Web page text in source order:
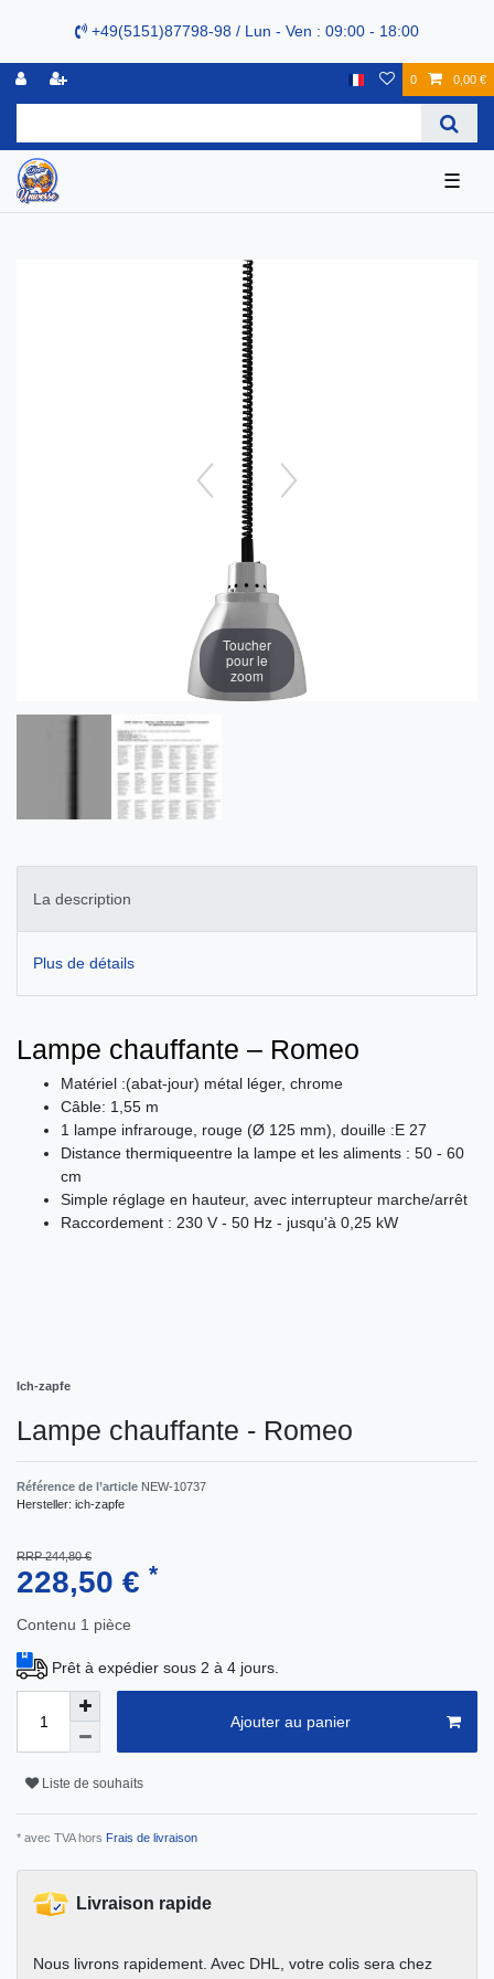
+49(5151)87798-98 / Lun - Ven : 09:00 - 18:00
0 0,00 €
☰
Toucher
pour le
zoom
La description
Plus de détails
Lampe chauffante – Romeo
Matériel :(abat-jour) métal léger, chrome
Câble: 1,55 m
1 lampe infrarouge, rouge (Ø 125 mm), douille :E 27
Distance thermiqueentre la lampe et les aliments : 50 - 60
cm
Simple réglage en hauteur, avec interrupteur marche/arrêt
Raccordement : 230 V - 50 Hz - jusqu'à 0,25 kW
Ich-zapfe
Lampe chauffante - Romeo
Référence de l’article NEW-10737
Hersteller: ich-zapfe
RRP 244,80 €
228,50 € *
Contenu 1 pièce
Prêt à expédier sous 2 à 4 jours.
Ajouter au panier
Liste de souhaits
* avec TVA hors Frais de livraison
Livraison rapide
Nous livrons rapidement. Avec DHL, votre colis sera chez